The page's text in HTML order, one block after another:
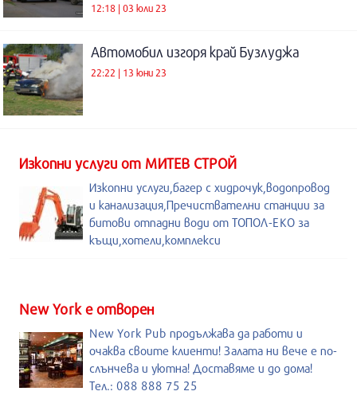
12:18 | 03 юли 23
Автомобил изгоря край Бузлуджа
22:22 | 13 юни 23
Изкопни услуги от МИТЕВ СТРОЙ
Изкопни услуги,багер с хидрочук,водопровод
и канализация,Пречиствателни станции за
битови отпадни води от ТОПОЛ-ЕКО за
къщи,хотели,комплекси
New York е отворен
New York Pub продължава да работи и
очаква своите клиенти! Залата ни вече е по-
слънчева и уютна! Доставяме и до дома!
Тел.: 088 888 75 25